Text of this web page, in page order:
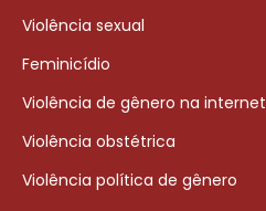
Violência sexual
Feminicídio
Violência de gênero na internet
Violência obstétrica
Violência política de gênero